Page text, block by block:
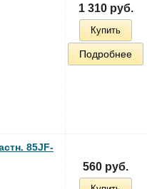
1 310 руб.
Купить
Подробнее
85JF-
560 руб.